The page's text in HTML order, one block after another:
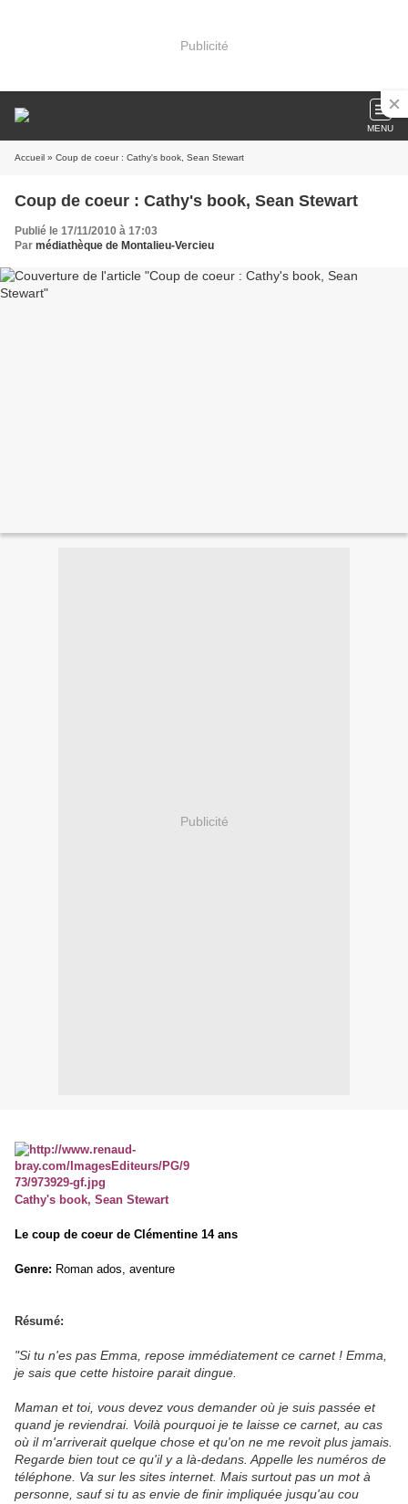
Publicité
MENU
Accueil » Coup de coeur : Cathy's book, Sean Stewart
Coup de coeur : Cathy's book, Sean Stewart
Publié le 17/11/2010 à 17:03
Par médiathèque de Montalieu-Vercieu
Publicité
Cathy's book, Sean Stewart
Le coup de coeur de Clémentine 14 ans
Genre: Roman ados, aventure
Résumé:
"Si tu n'es pas Emma, repose immédiatement ce carnet ! Emma,
je sais que cette histoire parait dingue.
Maman et toi, vous devez vous demander où je suis passée et
quand je reviendrai. Voilà pourquoi je te laisse ce carnet, au cas
où il m'arriverait quelque chose et qu'on ne me revoit plus jamais.
Regarde bien tout ce qu'il y a là-dedans. Appelle les numéros de
téléphone. Va sur les sites internet. Mais surtout pas un mot à
personne, sauf si tu as envie de finir impliquée jusqu'au cou